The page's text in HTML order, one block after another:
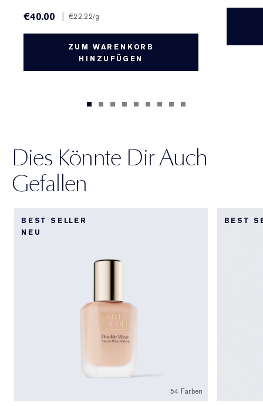
€40.00
| €22.22/g
ZUM WARENKORB
HINZUFÜGEN
Dies Könnte Dir Auch
Gefallen
BEST SELLER
NEU
54 Farben
BEST